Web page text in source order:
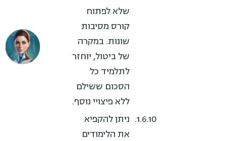
שלא לפתוח
קורס מסיבות
שונות. במקרה
של ביטול, יוחזר
לתלמיד כל
הסכום ששילם
ללא פיצויי נוסף.
ניתן להקפיא
את הלימודים